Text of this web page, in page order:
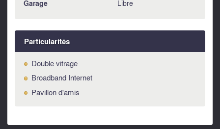
Garage Libre
Particularités
Double vitrage
Broadband Internet
Pavillon d'amis